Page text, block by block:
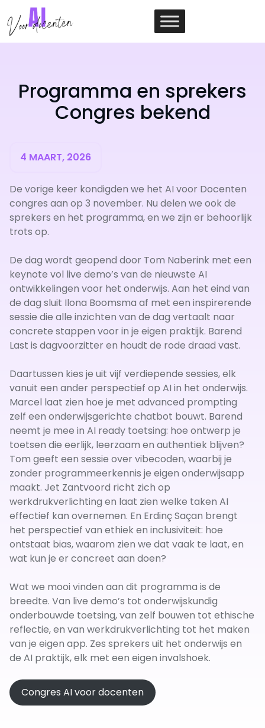
naar
de
Programma en sprekers
Congres bekend
4 MAART, 2026
De vorige keer kondigden we het AI voor Docenten
congres aan op 3 november. Nu delen we ook de
sprekers en het programma, en we zijn er behoorlijk
trots op.
De dag wordt geopend door Tom Naberink met een
keynote vol live demo’s van de nieuwste AI
ontwikkelingen voor het onderwijs. Aan het eind van
de dag sluit Ilona Boomsma af met een inspirerende
sessie die alle inzichten van de dag vertaalt naar
concrete stappen voor in je eigen praktijk. Barend
Last is dagvoorzitter en houdt de rode draad vast.
Daartussen kies je uit vijf verdiepende sessies, elk
vanuit een ander perspectief op AI in het onderwijs.
Marcel laat zien hoe je met advanced prompting
zelf een onderwijsgerichte chatbot bouwt. Barend
neemt je mee in AI ready toetsing: hoe ontwerp je
toetsen die eerlijk, leerzaam en authentiek blijven?
Tom geeft een sessie over vibecoden, waarbij je
zonder programmeerkennis je eigen onderwijsapp
maakt. Jet Zantvoord richt zich op
werkdrukverlichting en laat zien welke taken AI
effectief kan overnemen. En Erdinç Saçan brengt
het perspectief van ethiek en inclusiviteit: hoe
ontstaat bias, waarom zien we dat vaak te laat, en
wat kun je er concreet aan doen?
Wat we mooi vinden aan dit programma is de
breedte. Van live demo’s tot onderwijskundig
onderbouwde toetsing, van zelf bouwen tot ethische
reflectie, en van werkdrukverlichting tot het maken
van je eigen app. Zes sprekers uit het onderwijs en
de AI praktijk, elk met een eigen invalshoek.
Congres AI voor docenten